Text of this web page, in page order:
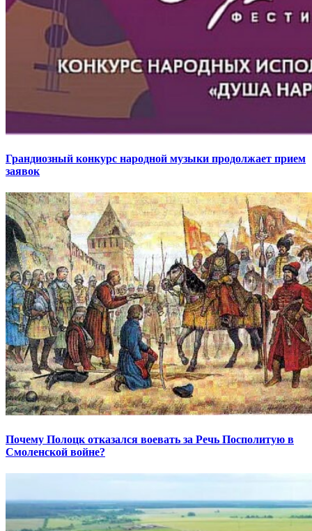
Грандиозный конкурс народной музыки продолжает прием
заявок
Почему Полоцк отказался воевать за Речь Посполитую в
Смоленской войне?